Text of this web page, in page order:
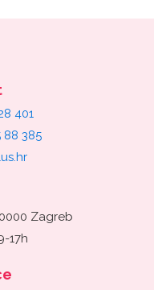
401
88 385
Zagreb
17h